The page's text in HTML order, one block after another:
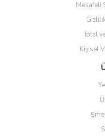
Mesafeli
İptal
Kişisel